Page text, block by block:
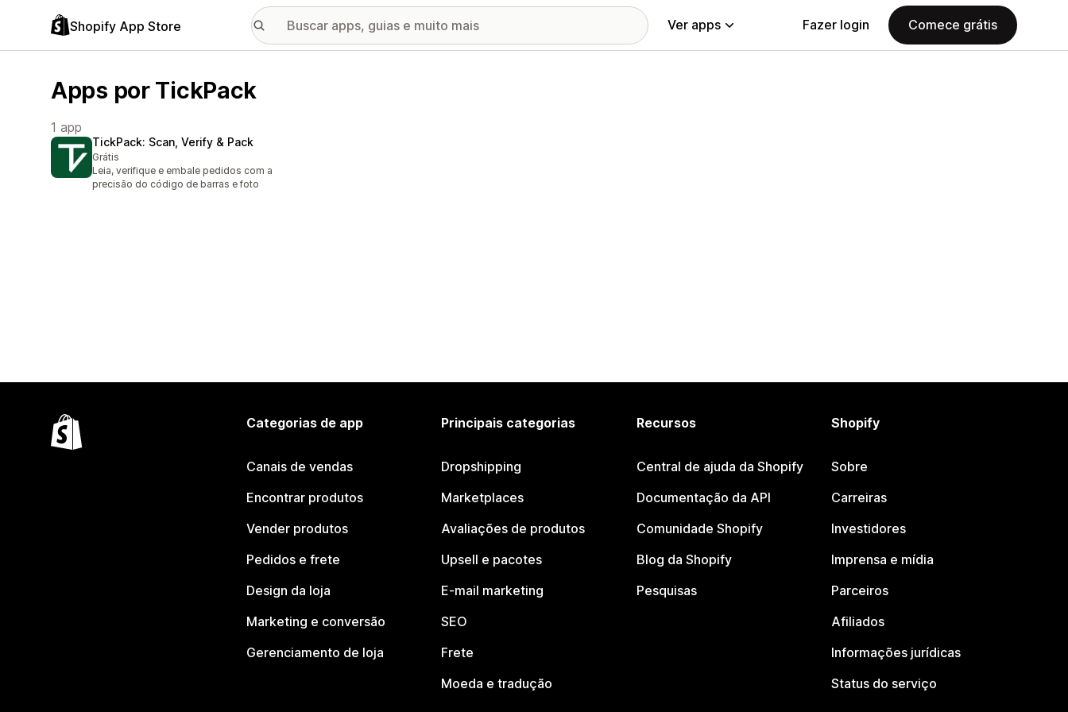
Shopify App Store Ver apps Fazer login Comece grátis
Apps por TickPack
1 app
TickPack: Scan, Verify & Pack
Grátis
Leia, verifique e embale pedidos com a
precisão do código de barras e foto
Categorias de app
Canais de vendas
Encontrar produtos
Vender produtos
Pedidos e frete
Design da loja
Marketing e conversão
Gerenciamento de loja
Principais categorias
Dropshipping
Marketplaces
Avaliações de produtos
Upsell e pacotes
E-mail marketing
SEO
Frete
Moeda e tradução
Recursos
Central de ajuda da Shopify
Documentação da API
Comunidade Shopify
Blog da Shopify
Pesquisas
Shopify
Sobre
Carreiras
Investidores
Imprensa e mídia
Parceiros
Afiliados
Informações jurídicas
Status do serviço